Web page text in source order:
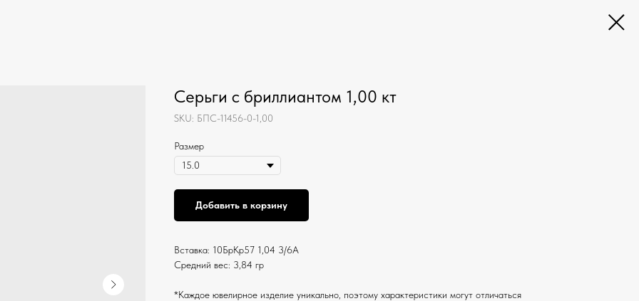
Серьги с бриллиантом 1,00 кт
SKU: БПС-11456-0-1,00
Размер
Добавить в корзину
Вставка: 10БрКр57 1,04 3/6А
Средний вес: 3,84 гр
*Каждое ювелирное изделие уникально, поэтому характеристики могут отличаться